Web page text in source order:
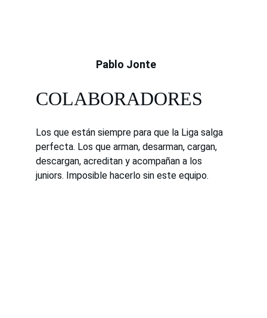
Pablo Jonte
COLABORADORES
Los que están siempre para que la Liga salga
perfecta. Los que arman, desarman, cargan,
descargan, acreditan y acompañan a los
juniors. Imposible hacerlo sin este equipo.